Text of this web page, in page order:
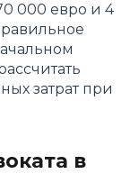
000 евро и 4
затрат при
в